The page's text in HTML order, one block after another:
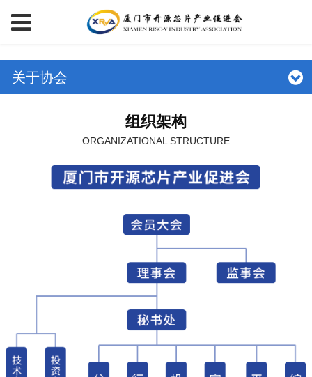
关于协会
组织架构
ORGANIZATIONAL STRUCTURE